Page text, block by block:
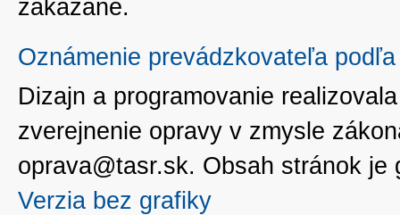
zakázané.
Oznámenie prevádzkovateľa
Dizajn a programovanie
zverejnenie opravy v zmysle
oprava@tasr.sk. Obsah stránok
Verzia bez grafiky